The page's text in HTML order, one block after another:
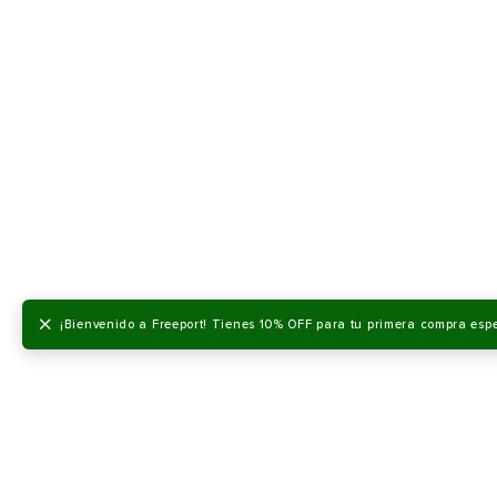
× ¡Bienvenido a Freeport! Tienes 10% OFF para tu primera compra